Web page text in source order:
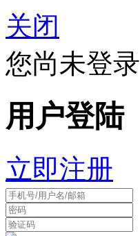
关闭
您尚未登录
用户登陆
立即注册